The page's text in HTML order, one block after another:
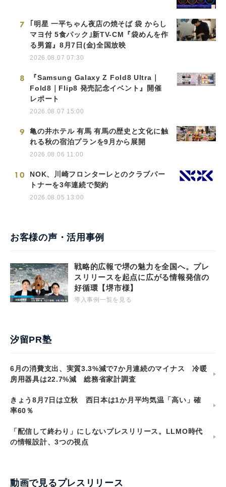
7
｢明星 一平ちゃん夜店の焼そば 袋 からし
マヨ付 5食パック｣新TV-CM『袋めんを作
る男篇』8月7日(金)全国放映
2026.08.07 07:30
8
『Samsung Galaxy Z Fold8 Ultra｜
Fold8｜Flip8 発売記念イベント』開催
レポート
2026.08.07 15:00
9
亀の井ホテル 有馬 有馬の歴史と文化に触
れる秋の宿泊プランを9月から展開
2026.08.06 11:00
10
NOK、川崎フロンターレとのクラブパー
トナーを3年連続で契約
2026.08.05 13:00
お客様の声・活用事例
戦略的広報で堺の魅力を全国へ。プレ
スリリースを起点に広がる情報発信の
好循環【堺市様】
導入事例一覧を見る
汐留PR塾
6月の消費支出、実質3.3%減で7か月連続のマイナス 冷暖
房用器具は22.7%減 総務省家計調査
きょう8月7日は立秋 西日本は1か月平均気温「高い」確
率60％
「配信して終わり」にしないプレスリリース。LLMO時代
の情報設計、3つの視点
動画で見るプレスリリース